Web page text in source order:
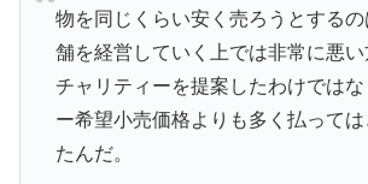
物を同じくらい安く売ろうとする
舗を経営していく上では非常に悪
チャリティーを提案したわけでは
ー希望小売価格よりも多く払って
たんだ。